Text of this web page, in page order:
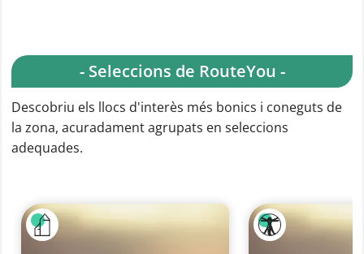
- Seleccions de RouteYou -
Descobriu els llocs d'interès més bonics i coneguts de
la zona, acuradament agrupats en seleccions
adequades.